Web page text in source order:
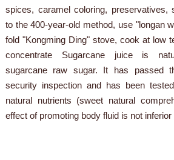
spices, caramel coloring, preservatives,
to the 400-year-old method, use "longan
fold "Kongming Ding" stove, cook at low
concentrate Sugarcane juice is
sugarcane raw sugar. It has passed
security inspection and has been
natural nutrients (sweet natural
effect of promoting body fluid is not